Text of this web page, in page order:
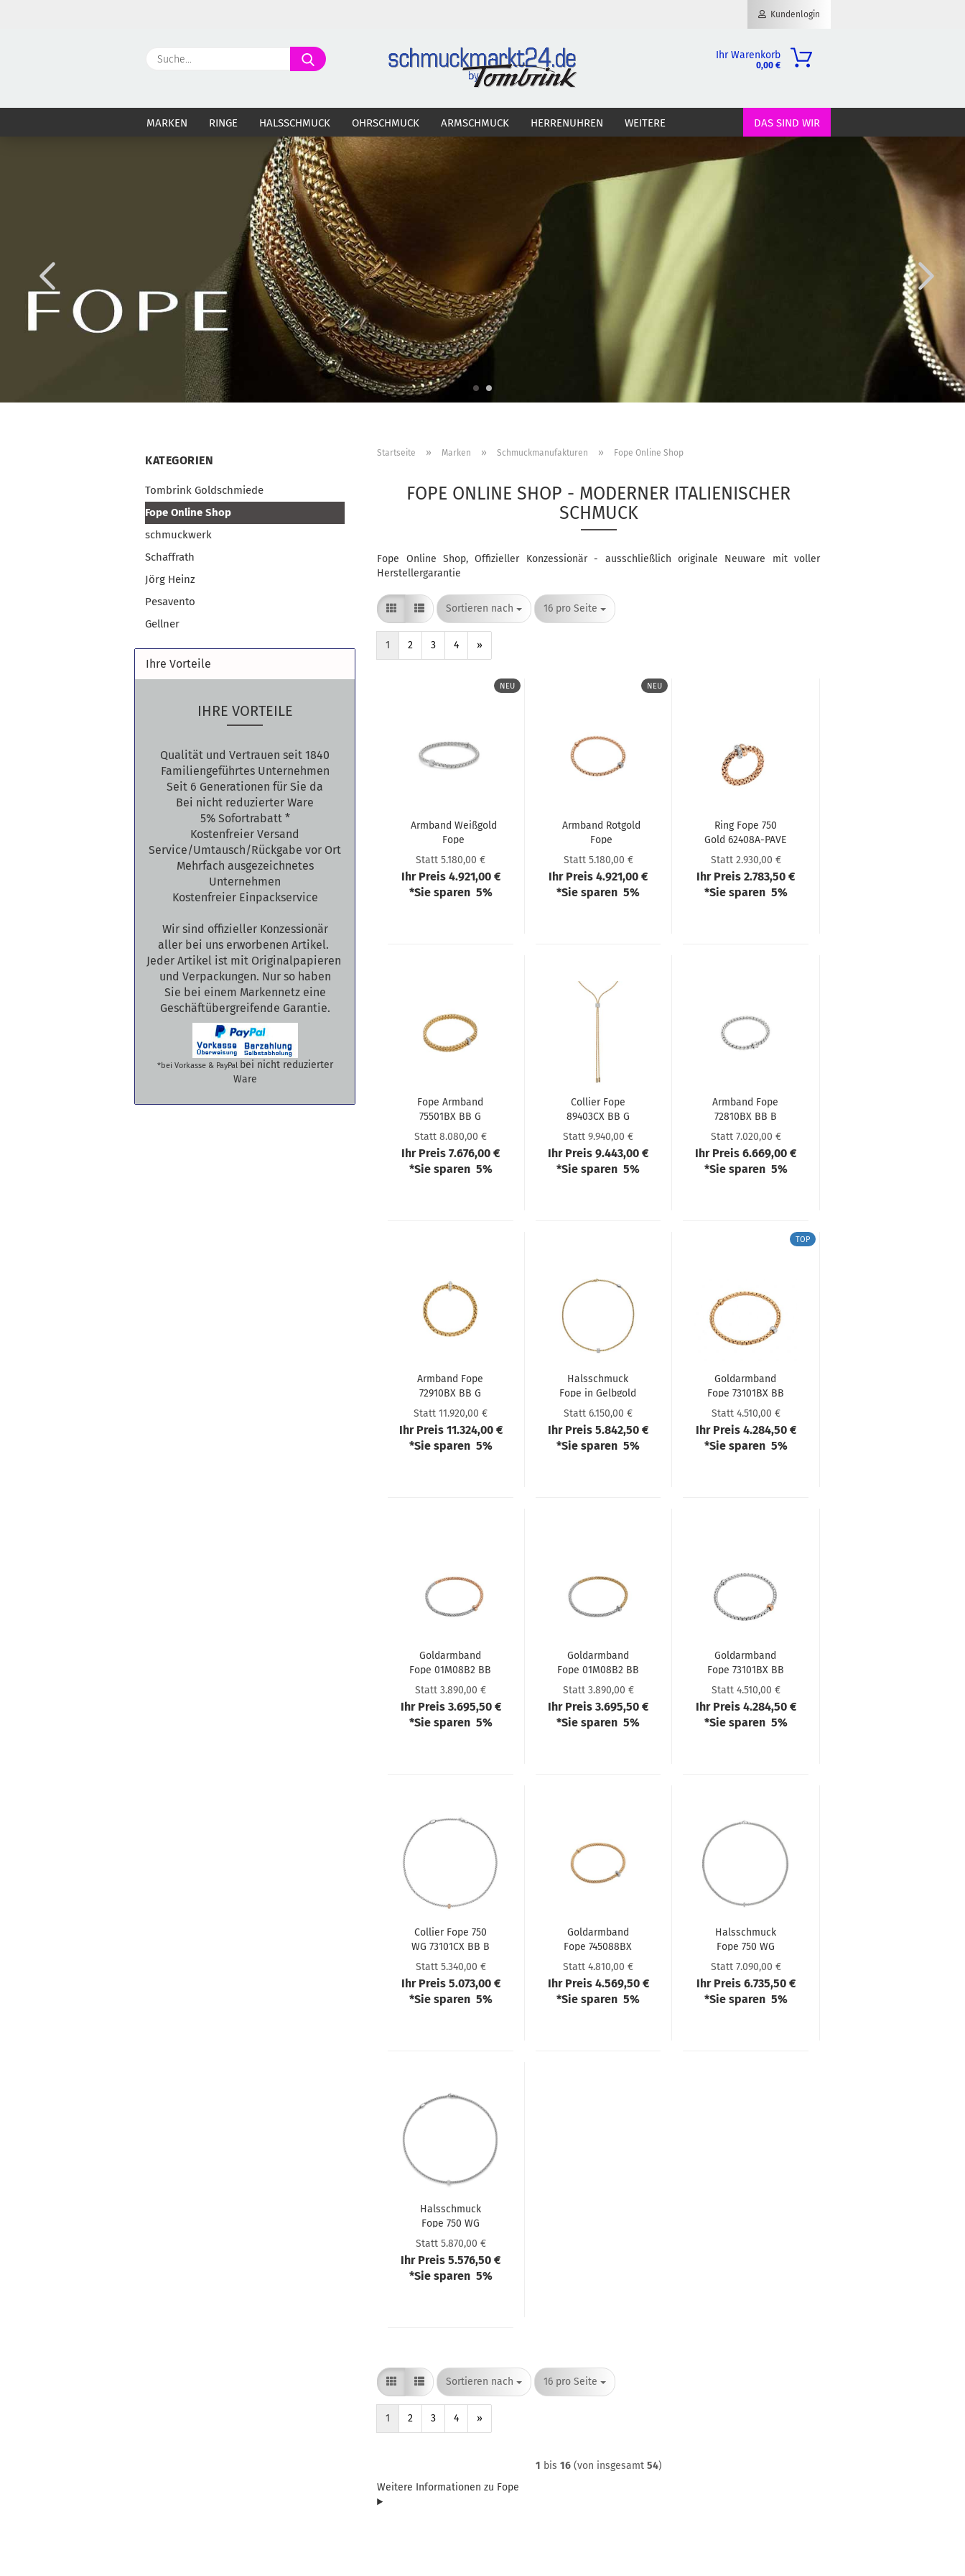
Kundenlogin
Konto erstellen
Passwort vergessen?
Suche... Ihr Warenkorb
0,00 €
MARKEN RINGE HALSSCHMUCK OHRSCHMUCK ARMSCHMUCK HERRENUHREN DAS SIND WIR
WEITERE
Startseite » Marken » Schmuckmanufakturen » Fope Online Shop
FOPE ONLINE SHOP - MODERNER ITALIENISCHER
SCHMUCK
Fope Online Shop, Offizieller Konzessionär - ausschließlich originale Neuware mit voller
Herstellergarantie
Sortieren nach
Sortieren nach 16 pro Seite
pro Seite
1 2 3 4 »
NEU
Arm­band Weiß­gold
Fope
73301BX_PB_B_XBX
Statt 5.180,00 €
Ihr Preis 4.921,00 €
*Sie sparen 5%
NEU
Arm­band Rot­gold
Fope
73301BX_PB_B_XBX
Statt 5.180,00 €
Ihr Preis 4.921,00 €
*Sie sparen 5%
Ring Fope 750
Gold 62408A-​​PAVE
Statt 2.930,00 €
Ihr Preis 2.783,50 €
*Sie sparen 5%
Fope Arm­band
75501BX BB G
XBX 00
Statt 8.080,00 €
Ihr Preis 7.676,00 €
*Sie sparen 5%
Col­lier Fope
89403CX BB G
GBX 070
Statt 9.940,00 €
Ihr Preis 9.443,00 €
*Sie sparen 5%
Arm­band Fope
72810BX BB B
XBX 00
Statt 7.020,00 €
Ihr Preis 6.669,00 €
*Sie sparen 5%
Arm­band Fope
72910BX BB G
XGX 00
Statt 11.920,00 €
Ihr Preis 11.324,00 €
*Sie sparen 5%
Hals­schmuck
Fope in Gelb­gold
739C BBR
Statt 6.150,00 €
Ihr Preis 5.842,50 €
*Sie sparen 5%
TOP
Goldarm­band
Fope 73101BX BB
R XBX 00M
Statt 4.510,00 €
Ihr Preis 4.284,50 €
*Sie sparen 5%
Goldarm­band
Fope 01M08B2 BB
1 XRX 00M
Statt 3.890,00 €
Ihr Preis 3.695,50 €
*Sie sparen 5%
Goldarm­band
Fope 01M08B2 BB
2 XBX 00M
Statt 3.890,00 €
Ihr Preis 3.695,50 €
*Sie sparen 5%
Goldarm­band
Fope 73101BX BB
B XRX 00M
Statt 4.510,00 €
Ihr Preis 4.284,50 €
*Sie sparen 5%
Col­lier Fope 750
WG 73101CX BB B
XRX 043
Statt 5.340,00 €
Ihr Preis 5.073,00 €
*Sie sparen 5%
Goldarm­band
Fope 745088BX
BB G XBX 00M
Statt 4.810,00 €
Ihr Preis 4.569,50 €
*Sie sparen 5%
Hals­schmuck
Fope 750 WG
74508CX BB B
Statt 7.090,00 €
Ihr Preis 6.735,50 €
*Sie sparen 5%
Hals­schmuck
Fope 750 WG
73001CX PB B XBX
Statt 5.870,00 €
Ihr Preis 5.576,50 €
*Sie sparen 5%
Sortieren nach
Sortieren nach 16 pro Seite
pro Seite
1 2 3 4 »
1 bis 16(von insgesamt 54)
Weitere Informationen zu Fope
KATEGORIEN
Tombrink Goldschmiede
Fope Online Shop
schmuckwerk
Schaffrath
Jörg Heinz
Pesavento
Gellner
Ihre Vorteile
IHRE VORTEILE
Qualität und Vertrauen seit 1840
Familiengeführtes Unternehmen
Seit 6 Generationen für Sie da
Bei nicht reduzierter Ware
5% Sofortrabatt *
Kostenfreier Versand
Service/Umtausch/Rückgabe vor Ort
Mehrfach ausgezeichnetes
Unternehmen
Kostenfreier Einpackservice
Wir sind offizieller Konzessionär
aller bei uns erworbenen Artikel.
Jeder Artikel ist mit Originalpapieren
und Verpackungen. Nur so haben
Sie bei einem Markennetz eine
Geschäftübergreifende Garantie.
*bei Vorkasse & PayPal bei nicht reduzierter
Ware